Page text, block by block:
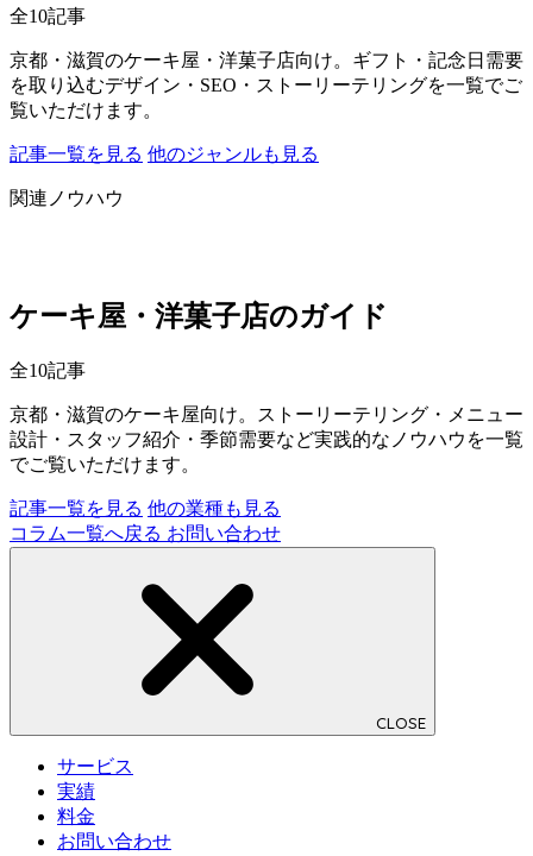
全10記事
京都・滋賀のケーキ屋・洋菓子店向け。ギフト・記念日需要
を取り込むデザイン・SEO・ストーリーテリングを一覧でご
覧いただけます。
記事一覧を見る 他のジャンルも見る
関連ノウハウ
ケーキ屋・洋菓子店のガイド
全10記事
京都・滋賀のケーキ屋向け。ストーリーテリング・メニュー
設計・スタッフ紹介・季節需要など実践的なノウハウを一覧
でご覧いただけます。
記事一覧を見る 他の業種も見る
コラム一覧へ戻る お問い合わせ
CLOSE
サービス
実績
料金
お問い合わせ